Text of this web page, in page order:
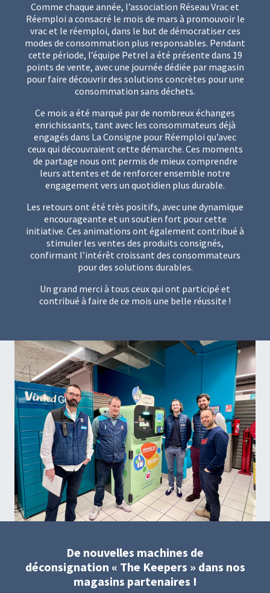
Comme chaque année, l’association Réseau Vrac et
Réemploi a consacré le mois de mars à promouvoir le
vrac et le réemploi, dans le but de démocratiser ces
modes de consommation plus responsables. Pendant
cette période, l’équipe Petrel a été présente dans 19
points de vente, avec une journée dédiée par magasin
pour faire découvrir des solutions concrètes pour une
consommation sans déchets.
Ce mois a été marqué par de nombreux échanges
enrichissants, tant avec les consommateurs déjà
engagés dans La Consigne pour Réemploi qu’avec
ceux qui découvraient cette démarche. Ces moments
de partage nous ont permis de mieux comprendre
leurs attentes et de renforcer ensemble notre
engagement vers un quotidien plus durable.
Les retours ont été très positifs, avec une dynamique
encourageante et un soutien fort pour cette
initiative. Ces animations ont également contribué à
stimuler les ventes des produits consignés,
confirmant l’intérêt croissant des consommateurs
pour des solutions durables.
Un grand merci à tous ceux qui ont participé et
contribué à faire de ce mois une belle réussite !
De nouvelles machines de
déconsignation « The Keepers » dans nos
magasins partenaires !